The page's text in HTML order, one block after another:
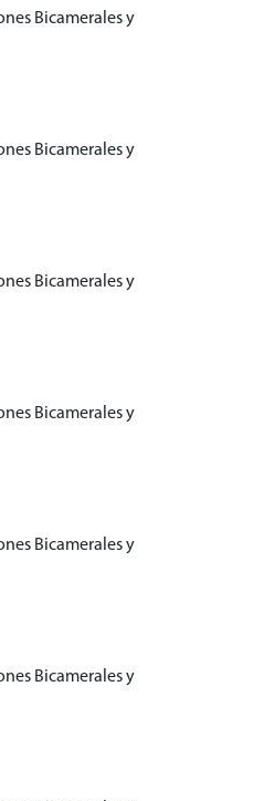
Bicamerales y
Bicamerales y
Bicamerales y
Bicamerales y
Bicamerales y
Bicamerales y